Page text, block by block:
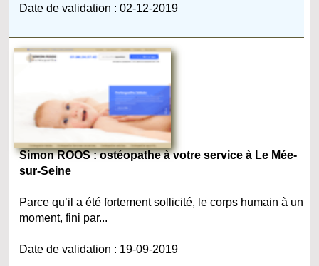
Date de validation : 02-12-2019
Simon ROOS : ostéopathe à votre service à Le Mée-
sur-Seine
Parce qu’il a été fortement sollicité, le corps humain à un
moment, fini par...
Date de validation : 19-09-2019